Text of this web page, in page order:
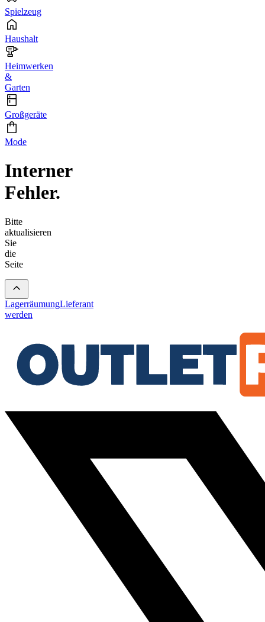
Spielzeug
Haushalt
Heimwerken
&
Garten
Großgeräte
Mode
Interner
Fehler.
Bitte
aktualisieren
Sie
die
Seite
LagerräumungLieferant
werden